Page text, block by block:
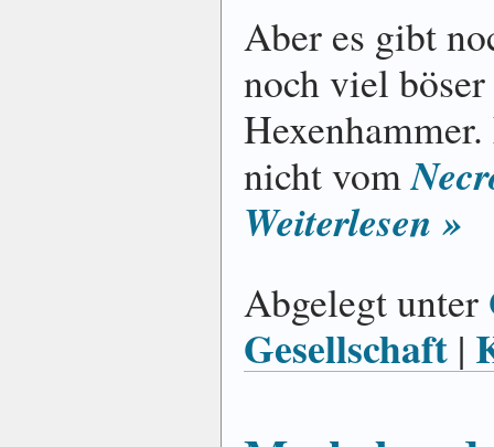
Aber es gibt
noch viel
nicht vom
Weiterlesen »
Abgelegt unter
Gesellschaft |